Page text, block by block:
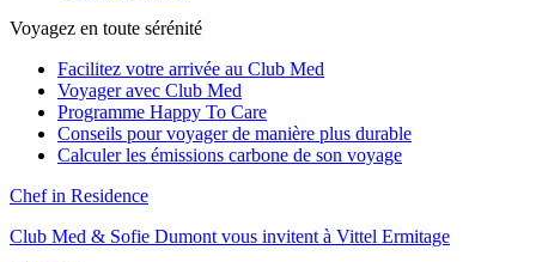
Voyagez en toute sérénité
Facilitez votre arrivée au Club Med
Voyager avec Club Med
Programme Happy To Care
Conseils pour voyager de manière plus durable
Calculer les émissions carbone de son voyage
Chef in Residence
Club Med & Sofie Dumont vous invitent à Vittel Ermitage